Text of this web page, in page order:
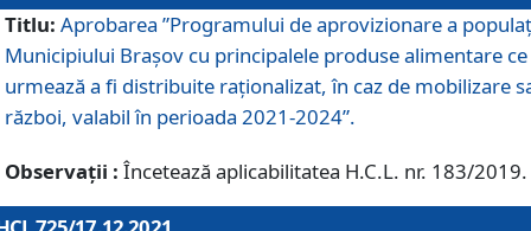
Titlu: Aprobarea ”Programului de aprovizionare a
Municipiului Braşov cu principalele produse alimentare ce
urmează a fi distribuite raționalizat, în caz de mobilizare
război, valabil în perioada 2021-2024”.
Observații : Încetează aplicabilitatea H.C.L. nr. 183/2019.